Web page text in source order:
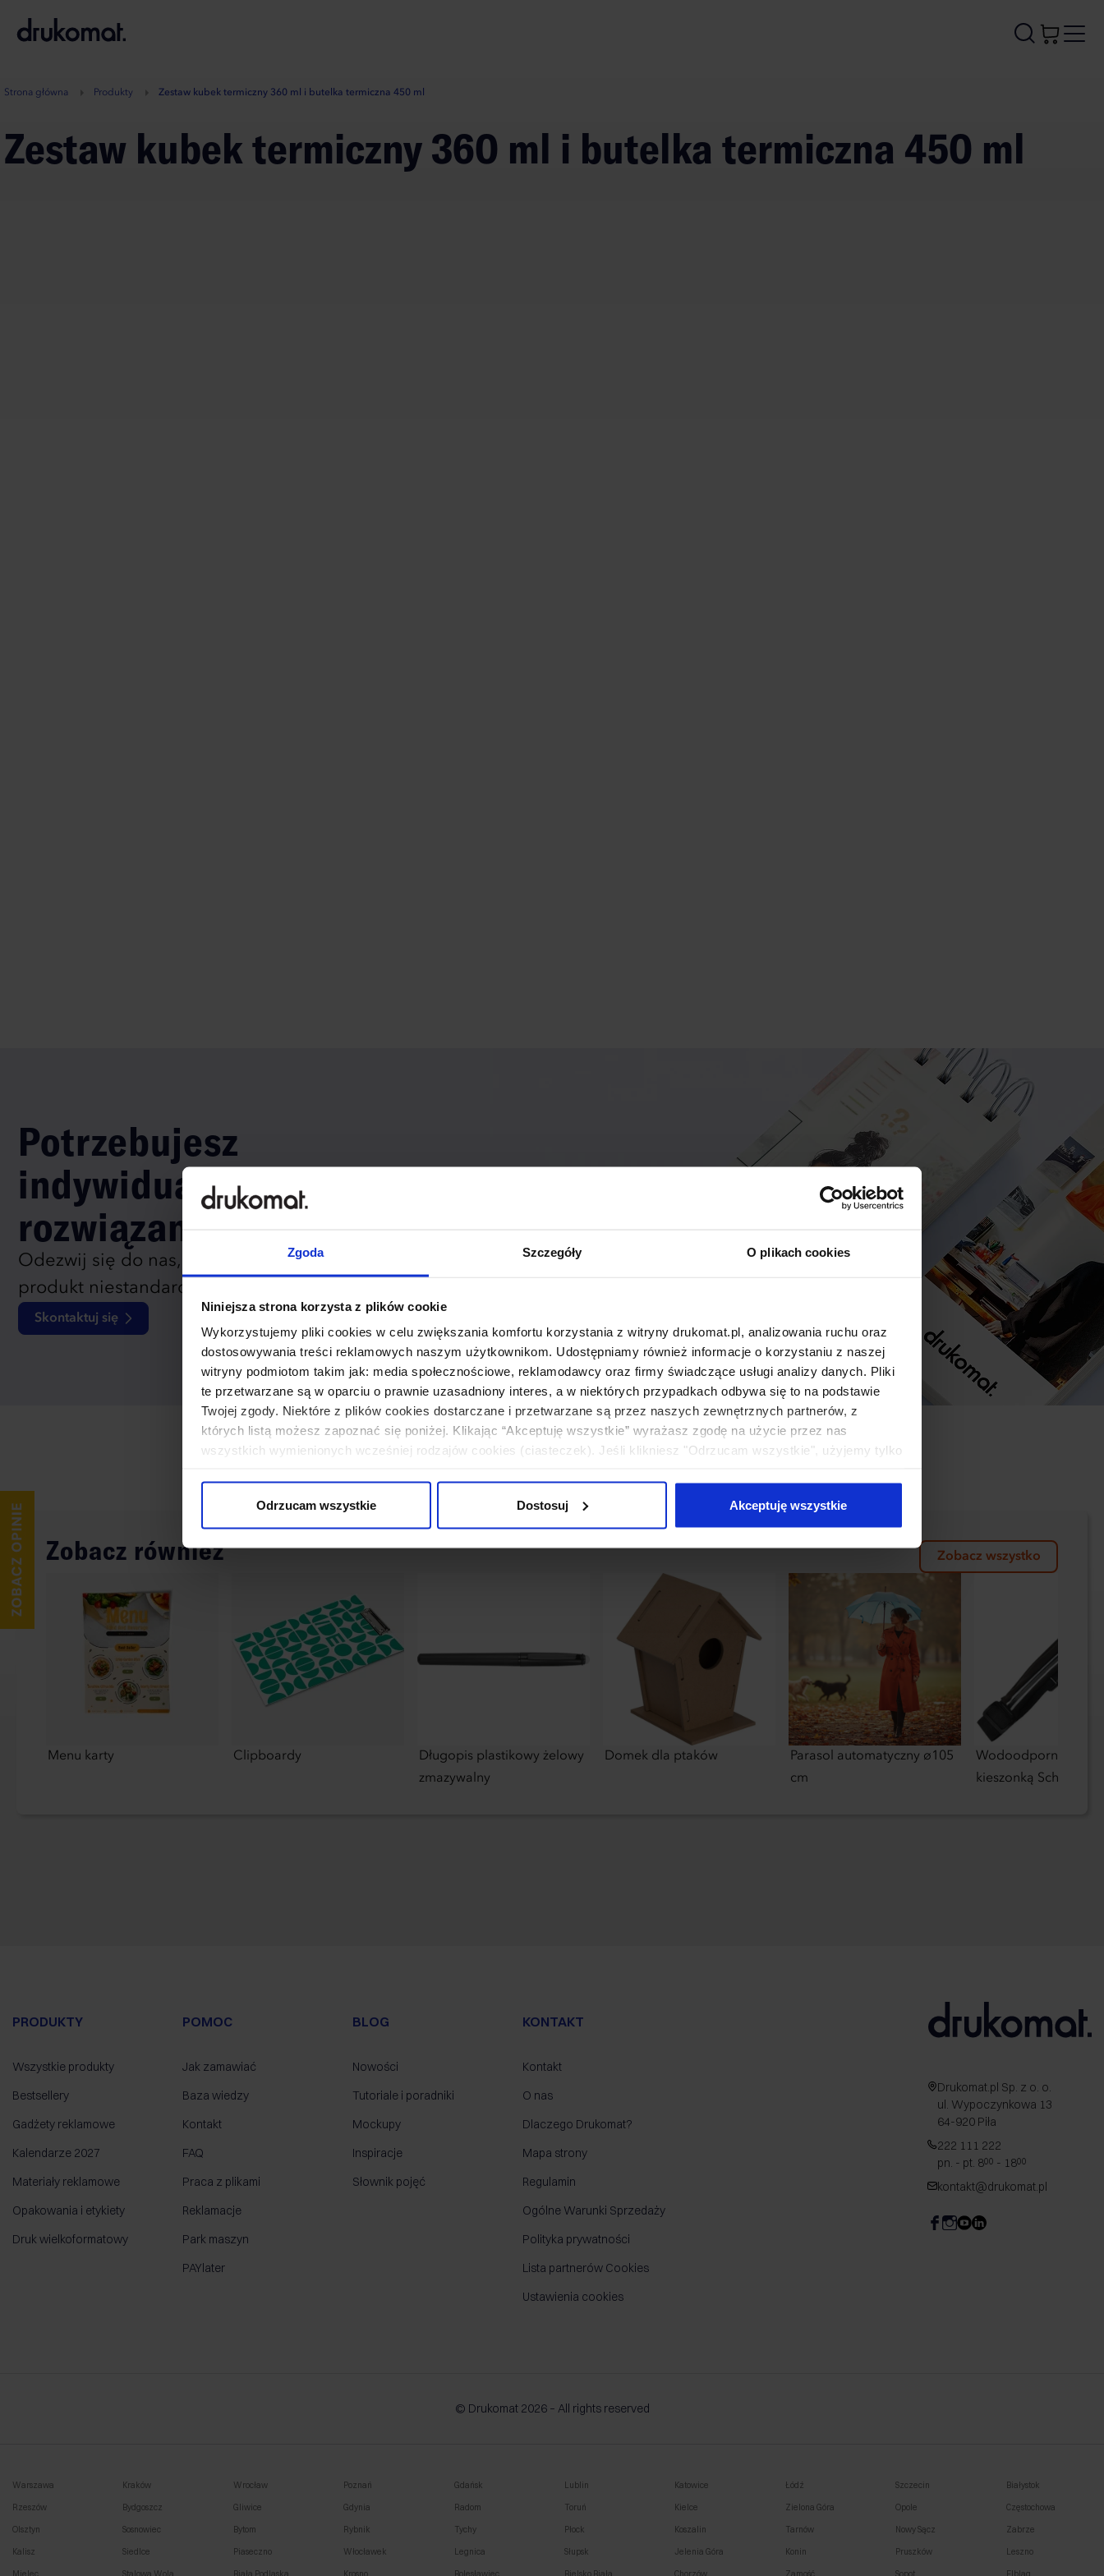
Zgoda Szczegóły O plikach cookies
Niniejsza strona korzysta z plików cookie
Wykorzystujemy pliki cookies w celu zwiększania komfortu korzystania z witryny drukomat.pl, analizowania ruchu oraz
dostosowywania treści reklamowych naszym użytkownikom. Udostępniamy również informacje o korzystaniu z naszej
witryny podmiotom takim jak: media społecznościowe, reklamodawcy oraz firmy świadczące usługi analizy danych. Pliki
te przetwarzane są w oparciu o prawnie uzasadniony interes, a w niektórych przypadkach odbywa się to na podstawie
Twojej zgody. Niektóre z plików cookies dostarczane i przetwarzane są przez naszych zewnętrznych partnerów, z
których listą możesz zapoznać się poniżej. Klikając “Akceptuję wszystkie” wyrażasz zgodę na użycie przez nas
wszystkich wymienionych wcześniej rodzajów cookies (ciasteczek). Jeśli klikniesz "Odrzucam wszystkie", użyjemy tylko
Odrzucam wszystkie
Dostosuj Akceptuję wszystkie
A
Strona główna Produkty Zestaw kubek termiczny 360 ml i butelka termiczna 450 ml
Zestaw kubek termiczny 360 ml i butelka termiczna 450 ml
Potrzebujesz
indywidualnego
rozwiązania?
Odezwij się do nas, aby omówić
produkt niestandardowy.
Skontaktuj się
Zobacz również Zobacz wszystko
Menu karty Clipboardy
Długopis plastikowy żelowy
zmazywalny
Domek dla ptaków
Parasol automatyczny ø105
cm
Wodoodporny pas z
kieszonką
PRODUKTY
Wszystkie produkty
Bestsellery
Gadżety reklamowe
Kalendarze 2027
Materiały reklamowe
Opakowania i etykiety
Druk wielkoformatowy
POMOC
Jak zamawiać
Baza wiedzy
Kontakt
FAQ
Praca z plikami
Reklamacje
Park maszyn
PAYlater
BLOG
Nowości
Tutoriale i poradniki
Mockupy
Inspiracje
Słownik pojęć
KONTAKT
Kontakt
O nas
Dlaczego Drukomat?
Mapa strony
Regulamin
Ogólne Warunki Sprzedaży
Polityka prywatności
Lista partnerów Cookies
Ustawienia cookies
Drukomat.pl Sp. z o. o.
ul. Wypoczynkowa 13
64-920 Piła
222 111 222
pn. - pt. 800 - 1800
kontakt@drukomat.pl
© Drukomat 2026 – All rights reserved
Warszawa Kraków Wrocław Poznań Gdańsk Lublin Katowice Łódź Szczecin Białystok
Rzeszów Bydgoszcz Gliwice Gdynia Radom Toruń Kielce Zielona Góra Opole Częstochowa
Olsztyn Sosnowiec Bytom Rybnik Tychy Płock Koszalin Tarnów Nowy Sącz Zabrze
Kalisz Siedlce Piaseczno Włocławek Legnica Słupsk Jelenia Góra Konin Pruszków Leszno